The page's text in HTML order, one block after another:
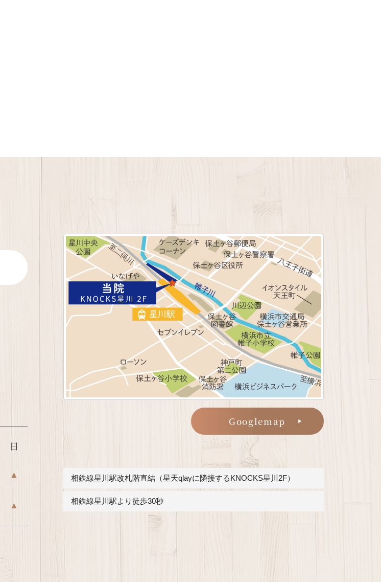
日
▲
▲
Googlemap
相鉄線星川駅改札階直結（星天qlayに隣接するKNOCKS星川2F）
相鉄線星川駅より徒歩30秒